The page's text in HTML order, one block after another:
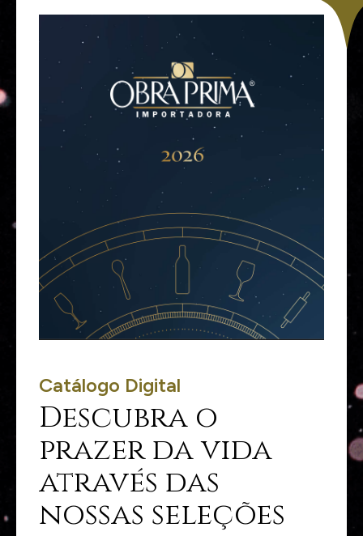
Catálogo Digital
Descubra o
prazer da vida
através das
nossas seleções